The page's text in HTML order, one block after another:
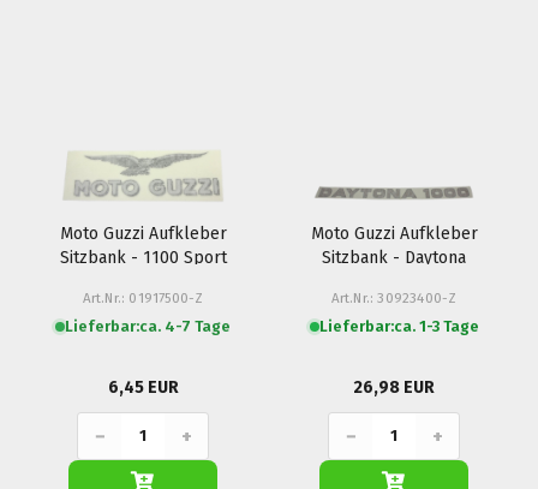
Moto Guzzi Aufkleber
Sitzbank - 1100 Sport
Art.Nr.: 01917500-Z
Lieferbar:ca. 4-7 Tage
6,45 EUR
− +
Moto Guzzi Aufkleber
Sitzbank - Daytona
Art.Nr.: 30923400-Z
Lieferbar:ca. 1-3 Tage
26,98 EUR
− +